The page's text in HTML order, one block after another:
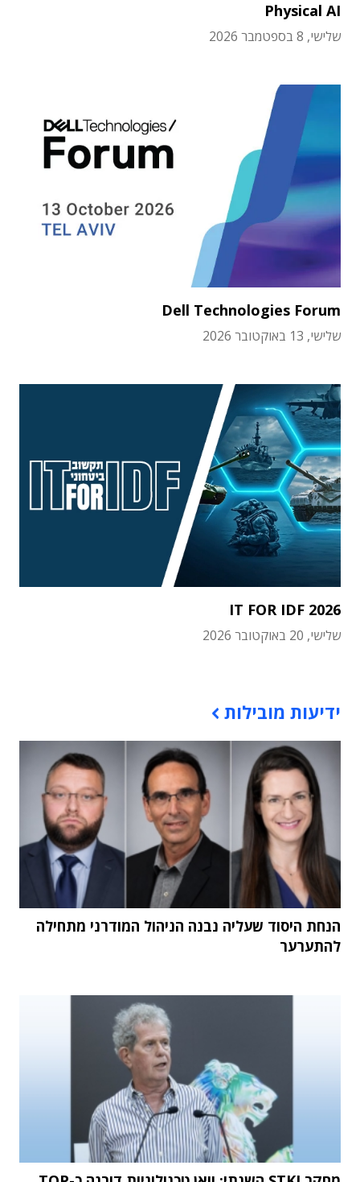
Physical AI
שלישי, 8 בספטמבר 2026
Dell Technologies Forum
שלישי, 13 באוקטובר 2026
IT FOR IDF 2026
שלישי, 20 באוקטובר 2026
ידיעות מובילות
הנחת היסוד שעליה נבנה הניהול המודרני מתחילה
להתערער